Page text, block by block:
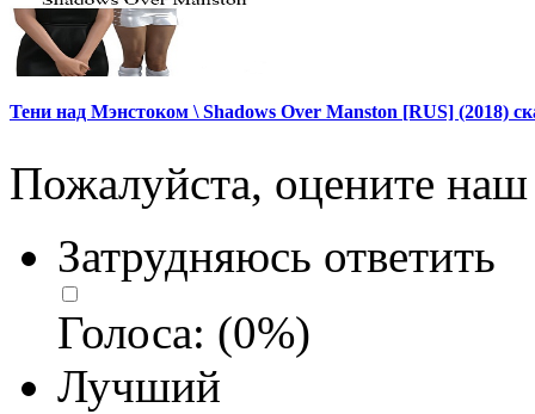
Тени над Мэнстоком \ Shadows Over Manston [RUS] (2018)
Пожалуйста, оцените наш
Затрудняюсь ответить
Голоса: (0%)
Лучший